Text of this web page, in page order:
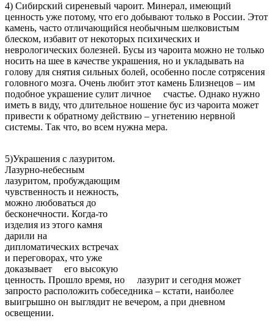
4) Сибирский сиреневый чароит. Минерал, имеющий
ценность уже потому, что его добывают только в России. Этот
камень, часто отличающийся необычным шелковистым
блеском, избавит от некоторых психических и
неврологических болезней. Бусы из чароита можно не только
носить на шее в качестве украшения, но и укладывать на
голову для снятия сильных болей, особенно после сотрясения
головного мозга. Очень любит этот камень Близнецов – им
подобное украшение сулит личное счастье. Однако нужно
иметь в виду, что длительное ношение бус из чароита может
привести к обратному действию – угнетению нервной
системы. Так что, во всем нужна мера.
5)Украшения с лазуритом.
Лазурно-небесным
лазуритом, пробуждающим
чувственность и нежность,
можно любоваться до
бесконечности. Когда-то
изделия из этого камня
дарили на
дипломатических встречах
и переговорах, что уже
доказывает его высокую
ценность. Прошло время, но лазурит и сегодня может
запросто расположить собеседника – кстати, наиболее
выигрышно он выглядит не вечером, а при дневном
освещении.